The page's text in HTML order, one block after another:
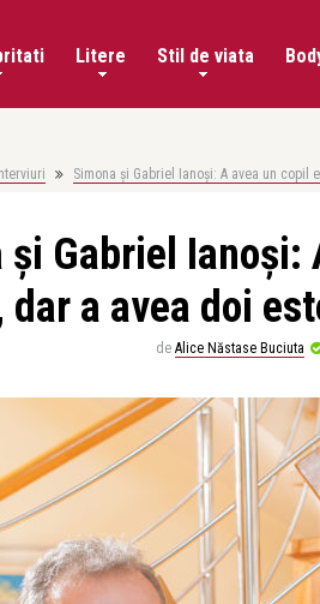
Litere Stil de viata
Interviuri Simona și Gabriel Ianoși: A avea un copil
și Gabriel Ianoși:
dar a avea doi
de Alice Năstase Buciuta